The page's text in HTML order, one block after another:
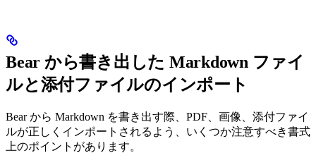
Bear から書き出した Markdown ファイ
ルと添付ファイルのインポート
Bear から Markdown を書き出す際、PDF、画像、添付ファイ
ルが正しくインポートされるよう、いくつか注意すべき書式
上のポイントがあります。